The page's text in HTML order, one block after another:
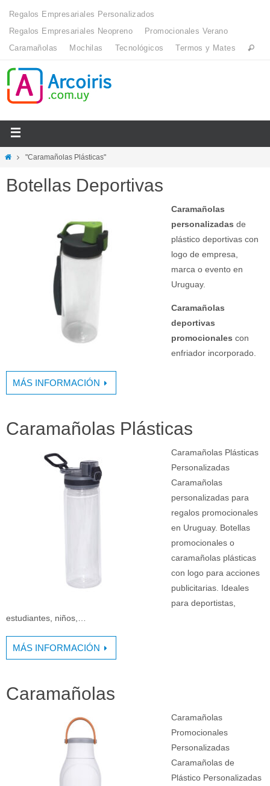
Regalos Empresariales Personalizados
Regalos Empresariales Neopreno
Promocionales Verano
Caramañolas
Mochilas Tecnológicos Termos y Mates
"Caramañolas Plásticas"
Botellas Deportivas
Caramañolas
personalizadas de
plástico deportivas con
logo de empresa,
marca o evento en
Uruguay.
Caramañolas
deportivas
promocionales con
enfriador incorporado.
MÁS INFORMACIÓN
Caramañolas Plásticas
Caramañolas Plásticas
Personalizadas
Caramañolas
personalizadas para
regalos promocionales
en Uruguay. Botellas
promocionales o
caramañolas plásticas
con logo para acciones
publicitarias. Ideales
para deportistas,
estudiantes, niños,…
MÁS INFORMACIÓN
Caramañolas
Caramañolas
Promocionales
Personalizadas
Caramañolas de
Plástico Personalizadas